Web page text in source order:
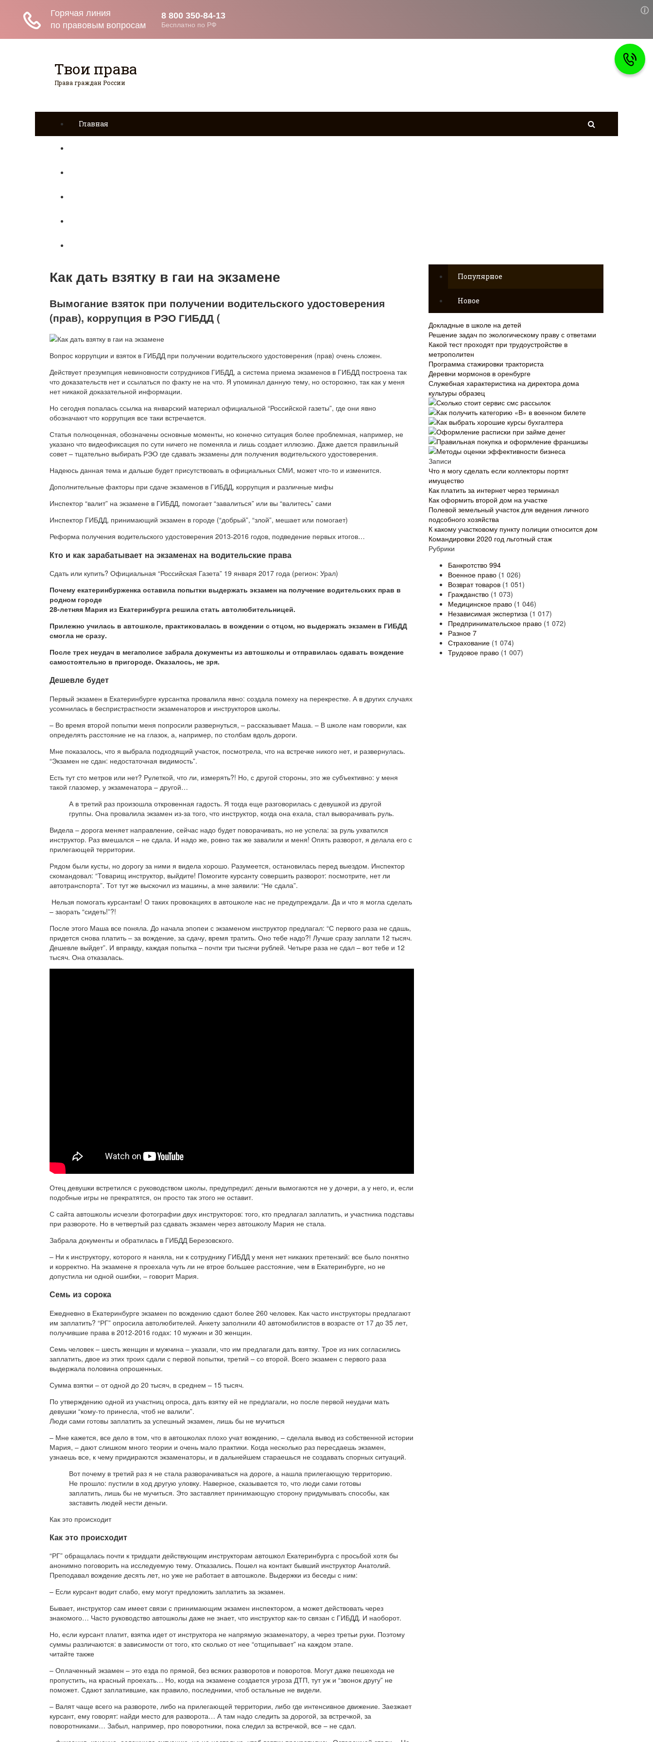
Твои права
Права граждан России
Главная
Как дать взятку в гаи на экзамене
Вымогание взяток при получении водительского удостоверения
(прав), коррупция в РЭО ГИБДД (
Вопрос коррупции и взяток в ГИБДД при получении водительского удостоверения (прав) очень сложен.
Действует презумпция невиновности сотрудников ГИБДД, а система приема экзаменов в ГИБДД построена так
что доказательств нет и ссылаться по факту не на что. Я упоминал данную тему, но осторожно, так как у меня
нет никакой доказательной информации.
Но сегодня попалась ссылка на январский материал официальной “Российской газеты”, где они явно
обозначают что коррупция все таки встречается.
Статья полноценная, обозначены основные моменты, но конечно ситуация более проблемная, например, не
указано что видеофиксация по сути ничего не поменяла и лишь создает иллюзию. Даже дается правильный
совет – тщательно выбирать РЭО где сдавать экзамены для получения водительского удостоверения.
Надеюсь данная тема и дальше будет присутствовать в официальных СМИ, может что-то и изменится.
Дополнительные факторы при сдаче экзаменов в ГИБДД, коррупция и различные мифы
Инспектор “валит” на экзамене в ГИБДД, помогает “завалиться” или вы “валитесь” сами
Инспектор ГИБДД, принимающий экзамен в городе (“добрый”, “злой”, мешает или помогает)
Реформа получения водительского удостоверения 2013-2016 годов, подведение первых итогов…
Кто и как зарабатывает на экзаменах на водительские права
Сдать или купить? Официальная “Российская Газета” 19 января 2017 года (регион: Урал)
Почему екатеринбурженка оставила попытки выдержать экзамен на получение водительских прав в
родном городе
28-летняя Мария из Екатеринбурга решила стать автолюбительницей.
Прилежно училась в автошколе, практиковалась в вождении с отцом, но выдержать экзамен в ГИБДД
смогла не сразу.
После трех неудач в мегаполисе забрала документы из автошколы и отправилась сдавать вождение
самостоятельно в пригороде. Оказалось, не зря.
Дешевле будет
Первый экзамен в Екатеринбурге курсантка провалила явно: создала помеху на перекрестке. А в других случаях
усомнилась в беспристрастности экзаменаторов и инструкторов школы.
– Во время второй попытки меня попросили развернуться, – рассказывает Маша. – В школе нам говорили, как
определять расстояние не на глазок, а, например, по столбам вдоль дороги.
Мне показалось, что я выбрала подходящий участок, посмотрела, что на встречке никого нет, и развернулась.
“Экзамен не сдан: недостаточная видимость”.
Есть тут сто метров или нет? Рулеткой, что ли, измерять?! Но, с другой стороны, это же субъективно: у меня
такой глазомер, у экзаменатора – другой…
А в третий раз произошла откровенная гадость. Я тогда еще разговорилась с девушкой из другой
группы. Она провалила экзамен из-за того, что инструктор, когда она ехала, стал выворачивать руль.
Видела – дорога меняет направление, сейчас надо будет поворачивать, но не успела: за руль ухватился
инструктор. Раз вмешался – не сдала. И надо же, ровно так же завалили и меня! Опять разворот, я делала его с
прилегающей территории.
Рядом были кусты, но дорогу за ними я видела хорошо. Разумеется, остановилась перед выездом. Инспектор
скомандовал: “Товарищ инструктор, выйдите! Помогите курсанту совершить разворот: посмотрите, нет ли
автотранспорта”. Тот тут же выскочил из машины, а мне заявили: “Не сдала”.
Нельзя помогать курсантам! О таких провокациях в автошколе нас не предупреждали. Да и что я могла сделать
– заорать “сидеть!”?!
После этого Маша все поняла. До начала эпопеи с экзаменом инструктор предлагал: “С первого раза не сдашь,
придется снова платить – за вождение, за сдачу, время тратить. Оно тебе надо?! Лучше сразу заплати 12 тысяч.
Дешевле выйдет”. И вправду, каждая попытка – почти три тысячи рублей. Четыре раза не сдал – вот тебе и 12
тысяч. Она отказалась.
Отец девушки встретился с руководством школы, предупредил: деньги вымогаются не у дочери, а у него, и, если
подобные игры не прекратятся, он просто так этого не оставит.
С сайта автошколы исчезли фотографии двух инструкторов: того, кто предлагал заплатить, и участника подставы
при развороте. Но в четвертый раз сдавать экзамен через автошколу Мария не стала.
Забрала документы и обратилась в ГИБДД Березовского.
– Ни к инструктору, которого я наняла, ни к сотруднику ГИБДД у меня нет никаких претензий: все было понятно
и корректно. На экзамене я проехала чуть ли не втрое большее расстояние, чем в Екатеринбурге, но не
допустила ни одной ошибки, – говорит Мария.
Семь из сорока
Ежедневно в Екатеринбурге экзамен по вождению сдают более 260 человек. Как часто инструкторы предлагают
им заплатить? “РГ” опросила автолюбителей. Анкету заполнили 40 автомобилистов в возрасте от 17 до 35 лет,
получившие права в 2012-2016 годах: 10 мужчин и 30 женщин.
Семь человек – шесть женщин и мужчина – указали, что им предлагали дать взятку. Трое из них согласились
заплатить, двое из этих троих сдали с первой попытки, третий – со второй. Всего экзамен с первого раза
выдержала половина опрошенных.
Сумма взятки – от одной до 20 тысяч, в среднем – 15 тысяч.
По утверждению одной из участниц опроса, дать взятку ей не предлагали, но после первой неудачи мать
девушки “кому-то принесла, чтоб не валили”.
Люди сами готовы заплатить за успешный экзамен, лишь бы не мучиться
– Мне кажется, все дело в том, что в автошколах плохо учат вождению, – сделала вывод из собственной истории
Мария, – дают слишком много теории и очень мало практики. Когда несколько раз пересдаешь экзамен,
узнаешь все, к чему придираются экзаменаторы, и в дальнейшем стараешься не создавать спорных ситуаций.
Вот почему в третий раз я не стала разворачиваться на дороге, а нашла прилегающую территорию.
Не прошло: пустили в ход другую уловку. Наверное, сказывается то, что люди сами готовы
заплатить, лишь бы не мучиться. Это заставляет принимающую сторону придумывать способы, как
заставить людей нести деньги.
Как это происходит
Как это происходит
“РГ” обращалась почти к тридцати действующим инструкторам автошкол Екатеринбурга с просьбой хотя бы
анонимно поговорить на исследуемую тему. Отказались. Пошел на контакт бывший инструктор Анатолий.
Преподавал вождение десять лет, но уже не работает в автошколе. Выдержки из беседы с ним:
– Если курсант водит слабо, ему могут предложить заплатить за экзамен.
Бывает, инструктор сам имеет связи с принимающим экзамен инспектором, а может действовать через
знакомого… Часто руководство автошколы даже не знает, что инструктор как-то связан с ГИБДД. И наоборот.
Но, если курсант платит, взятка идет от инструктора не напрямую экзаменатору, а через третьи руки. Поэтому
суммы различаются: в зависимости от того, кто сколько от нее “отщипывает” на каждом этапе.
читайте также
– Оплаченный экзамен – это езда по прямой, без всяких разворотов и поворотов. Могут даже пешехода не
пропустить, на красный проехать… Но, когда на экзамене создается угроза ДТП, тут уж и “звонок другу” не
поможет. Сдают заплатившие, как правило, последними, чтоб остальные не видели.
– Валят чаще всего на развороте, либо на прилегающей территории, либо где интенсивное движение. Заезжает
курсант, ему говорят: найди место для разворота… А там надо следить за дорогой, за встречкой, за
поворотниками… Забыл, например, про поворотники, пока следил за встречкой, все – не сдал.
Популярное
Новое
Докладные в школе на детей
Решение задач по экологическому праву с ответами
Какой тест проходят при трудоустройстве в
метрополитен
Программа стажировки тракториста
Деревни мормонов в оренбурге
Служебная характеристика на директора дома
культуры образец
Сколько стоит сервис смс рассылок
Как получить категорию «В» в военном билете
Как выбрать хорошие курсы бухгалтера
Оформление расписки при займе денег
Правильная покупка и оформление франшизы
Методы оценки эффективности бизнеса
Записи
Что я могу сделать если коллекторы портят
имущество
Как платить за интернет через терминал
Как оформить второй дом на участке
Полевой земельный участок для ведения личного
подсобного хозяйства
К какому участковому пункту полиции относится дом
Командировки 2020 год льготный стаж
Рубрики
Банкротство 994
Военное право (1 026)
Возврат товаров (1 051)
Гражданство (1 073)
Медицинское право (1 046)
Независимая экспертиза (1 017)
Предпринимательское право (1 072)
Разное 7
Страхование (1 074)
Трудовое право (1 007)